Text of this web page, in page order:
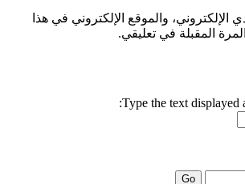
الإلكتروني، والموقع الإلكتروني في هذا
المقبلة في تعليقي.
Type the text displayed